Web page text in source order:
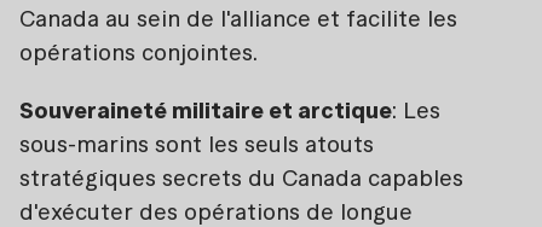
Canada au sein de l'alliance et facilite les
opérations conjointes.
Souveraineté militaire et arctique: Les
sous-marins sont les seuls atouts
stratégiques secrets du Canada capables
d'exécuter des opérations de longue